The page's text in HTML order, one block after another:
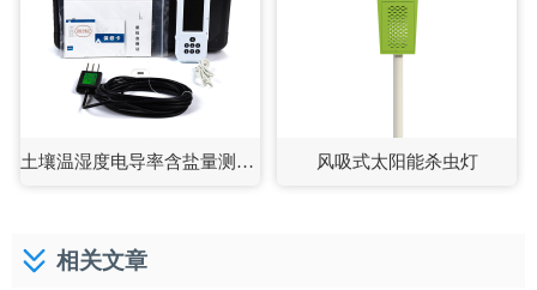
土壤温湿度电导率含盐量测定仪 风吸式太阳能杀虫灯
相关文章